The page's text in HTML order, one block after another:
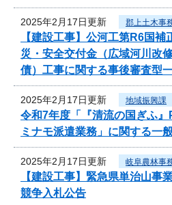
2025年2月17日更新 郡上土木事
【建設工事】公河工第R6国
災・安全交付金（広域河川改
債）工事に関する事後審査型
2025年2月17日更新 地域振興課
令和7年度「『清流の国ぎふ
ミナモ派遣業務」に関する一
2025年2月17日更新 岐阜農林事
【建設工事】緊急県単治山
競争入札公告